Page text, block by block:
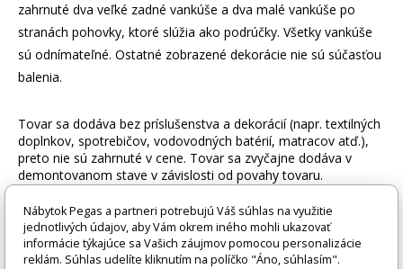
zahrnuté dva veľké zadné vankúše a dva malé vankúše po
stranách pohovky, ktoré slúžia ako podrúčky. Všetky vankúše
sú odnímateľné. Ostatné zobrazené dekorácie nie sú súčasťou
balenia.
Tovar sa dodáva bez príslušenstva a dekorácií (napr. textilných
doplnkov, spotrebičov, vodovodných batérií, matracov atď.),
preto nie sú zahrnuté v cene. Tovar sa zvyčajne dodáva v
demontovanom stave v závislosti od povahy tovaru.
zodpovedať skutočnosti z dôvodu nastavenia monitora a
prevodu do elektronickej podoby. V prípade akýchkoľvek
nejasností alebo otázok kontaktujte naše klientske centrum:
pegas@nabytok-pegas.sk , alebo zavolajte na číslo 940 499
Nábytok Pegas a partneri potrebujú Váš súhlas na využitie
jednotlivých údajov, aby Vám okrem iného mohli ukazovať
informácie týkajúce sa Vašich záujmov pomocou personalizácie
reklám. Súhlas udelíte kliknutím na políčko "Áno, súhlasím".